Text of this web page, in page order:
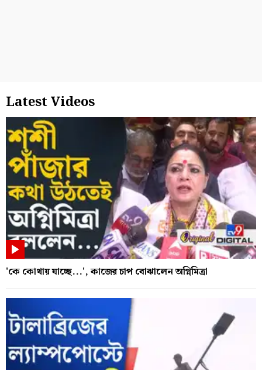
Latest Videos
'কে কোথায় যাচ্ছে...', কাজের চাপ বোঝালেন অগ্নিমিত্রা